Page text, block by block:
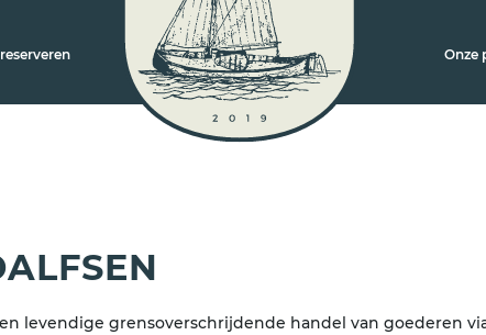
Onze
levendige grensoverschrijdende handel van goederen